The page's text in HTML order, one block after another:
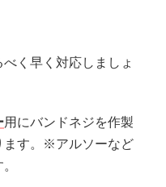
く早く対応しましょ
用にバンドネジを作製
ます。※アルソーなど